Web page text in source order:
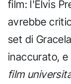
film: l'Elvis
avrebbe
set di
inaccurato, e
film